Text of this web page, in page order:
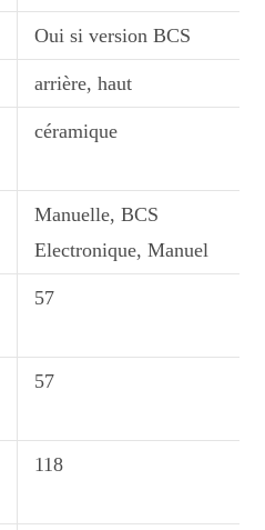
Oui si version BCS
arrière, haut
céramique
Manuelle, BCS
Electronique, Manuel
57
57
118